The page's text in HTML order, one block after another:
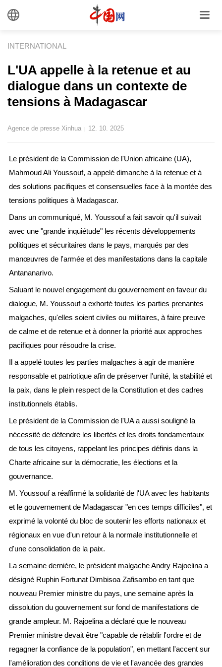
INTERNATIONAL
L'UA appelle à la retenue et au
dialogue dans un contexte de
tensions à Madagascar
Agence de presse Xinhua | 12. 10. 2025
Le président de la Commission de l'Union africaine (UA),
Mahmoud Ali Youssouf, a appelé dimanche à la retenue et à
des solutions pacifiques et consensuelles face à la montée des
tensions politiques à Madagascar.
Dans un communiqué, M. Youssouf a fait savoir qu'il suivait
avec une "grande inquiétude" les récents développements
politiques et sécuritaires dans le pays, marqués par des
manœuvres de l'armée et des manifestations dans la capitale
Antananarivo.
Saluant le nouvel engagement du gouvernement en faveur du
dialogue, M. Youssouf a exhorté toutes les parties prenantes
malgaches, qu'elles soient civiles ou militaires, à faire preuve
de calme et de retenue et à donner la priorité aux approches
pacifiques pour résoudre la crise.
Il a appelé toutes les parties malgaches à agir de manière
responsable et patriotique afin de préserver l'unité, la stabilité et
la paix, dans le plein respect de la Constitution et des cadres
institutionnels établis.
Le président de la Commission de l'UA a aussi souligné la
nécessité de défendre les libertés et les droits fondamentaux
de tous les citoyens, rappelant les principes définis dans la
Charte africaine sur la démocratie, les élections et la
gouvernance.
M. Youssouf a réaffirmé la solidarité de l'UA avec les habitants
et le gouvernement de Madagascar "en ces temps difficiles", et
exprimé la volonté du bloc de soutenir les efforts nationaux et
régionaux en vue d'un retour à la normale institutionnelle et
d'une consolidation de la paix.
La semaine dernière, le président malgache Andry Rajoelina a
désigné Ruphin Fortunat Dimbisoa Zafisambo en tant que
nouveau Premier ministre du pays, une semaine après la
dissolution du gouvernement sur fond de manifestations de
grande ampleur. M. Rajoelina a déclaré que le nouveau
Premier ministre devait être "capable de rétablir l'ordre et de
regagner la confiance de la population", en mettant l'accent sur
l'amélioration des conditions de vie et l'avancée des grandes